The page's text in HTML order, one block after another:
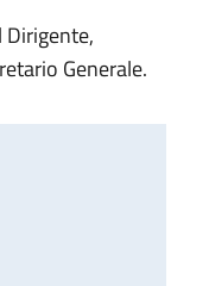
Generale.